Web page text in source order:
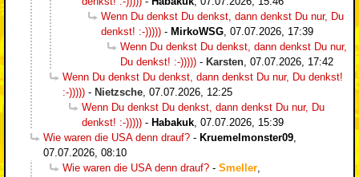
Wenn Du denkst Du denkst, dann denkst Du nur, Du
denkst! :-))))) - MirkoWSG 07.07.2026, 17:39
Wenn Du denkst Du denkst, dann denkst Du nur,
Du denkst! :-))))) - Karsten 07.07.2026, 17:42
Wenn Du denkst Du denkst, dann denkst Du nur, Du denkst!
:-))))) - Nietzsche 07.07.2026, 12:25
Wenn Du denkst Du denkst, dann denkst Du nur, Du
denkst! :-))))) - Habakuk 07.07.2026, 15:39
Wie waren die USA denn drauf? - Kruemelmonster09
07.07.2026, 08:10
Wie waren die USA denn drauf? - Smeller